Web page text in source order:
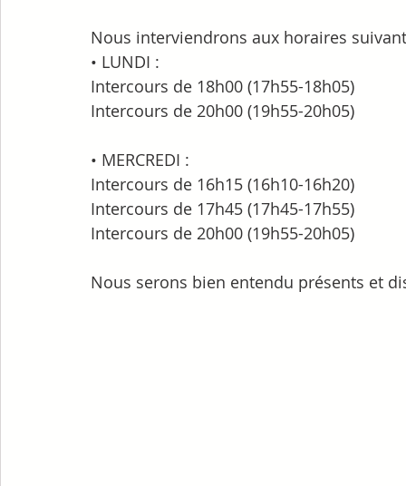
Nous interviendrons aux horaires
• LUNDI :
Intercours de 18h00 (17h55-18h05)
Intercours de 20h00 (19h55-20h05)
• MERCREDI :
Intercours de 16h15 (16h10-16h20)
Intercours de 17h45 (17h45-17h55)
Intercours de 20h00 (19h55-20h05)
Nous serons bien entendu présents et